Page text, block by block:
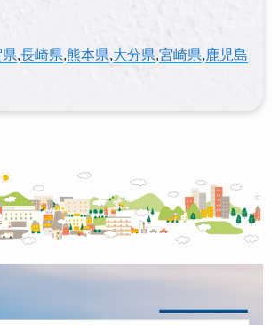
,長崎県,熊本県,大分県,宮崎県,鹿児島